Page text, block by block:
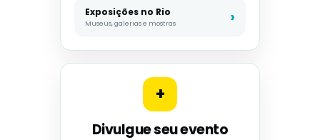
Exposições no Rio
Museus, galerias e mostras
+
Divulgue seu evento